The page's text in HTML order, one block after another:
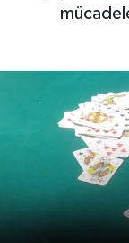
EKOLOJİ
BİLİM VE
GENEL